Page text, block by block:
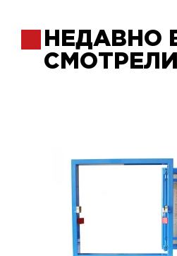
НЕДАВНО
СМОТРЕЛИ